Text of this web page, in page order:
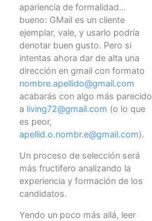
apariencia de formalidad…
bueno: GMail es un cliente
ejemplar, vale, y usarlo podría
denotar buen gusto. Pero si
intentas ahora dar de alta una
dirección en gmail con formato
nombre.apellido@gmail.com
acabarás con algo más parecido
a living72@gmail.com (o lo que
es peor,
apellid.o.nombr.e@gmail.com).
Un proceso de selección será
más fructifero analizando la
experiencia y formación de los
candidatos.
Yendo un poco más allá, leer